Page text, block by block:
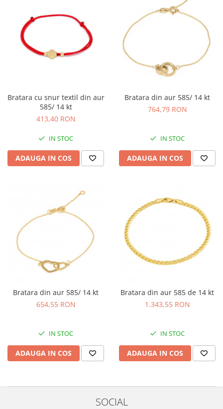
Bratara cu snur textil din aur
585/ 14 kt
413,40 RON
IN STOC
ADAUGA IN COS
Bratara din aur 585/ 14 kt
764,79 RON
IN STOC
ADAUGA IN COS
Bratara din aur 585/ 14 kt
654,55 RON
IN STOC
ADAUGA IN COS
Bratara din aur 585 de 14 kt
1.343,55 RON
IN STOC
ADAUGA IN COS
SOCIAL